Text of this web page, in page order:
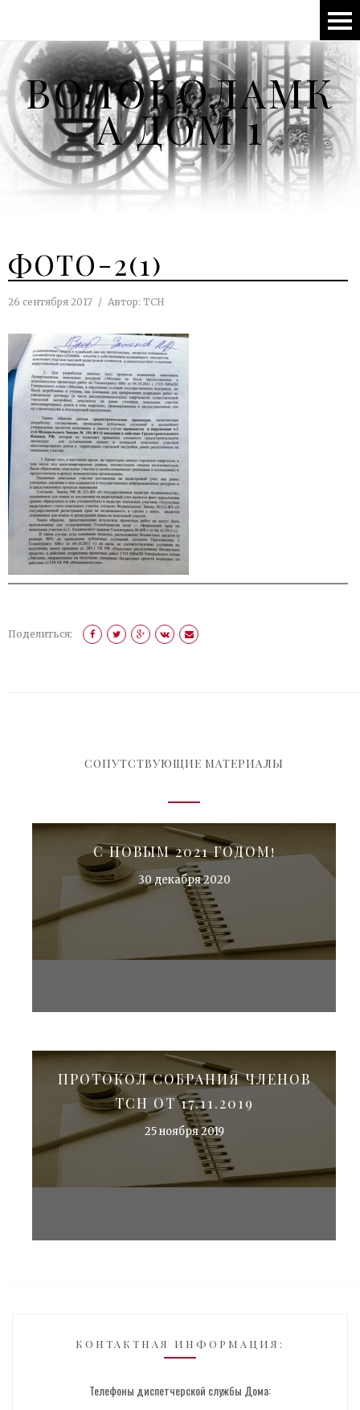
ВОЛОКОЛАМК
А ДОМ 1
ФОТО-2(1)
26 сентября 2017 Автор: ТСН
Поделиться:
СОПУТСТВУЮЩИЕ МАТЕРИАЛЫ
С НОВЫМ 2021 ГОДОМ!
30 декабря 2020
ПРОТОКОЛ СОБРАНИЯ ЧЛЕНОВ
ТСН ОТ 17.11.2019
25 ноября 2019
КОНТАКТНАЯ ИНФОРМАЦИЯ:
Телефоны диспетчерской службы Дома: